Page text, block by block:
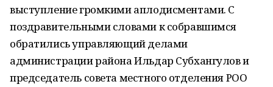
выступление громкими аплодисментами. С
поздравительными словами к собравшимся
обратились управляющий делами
администрации района Ильдар Субхангулов и
председатель совета местного отделения РОО